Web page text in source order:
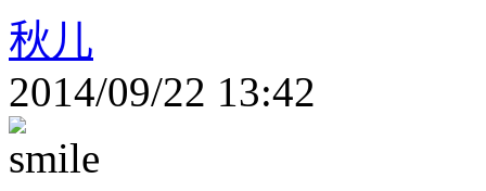
秋儿
2014/09/22 13:42